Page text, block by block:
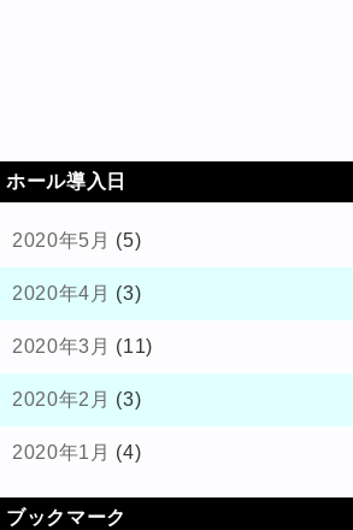
ホール導入日
2020年5月 (5)
2020年4月 (3)
2020年3月 (11)
2020年2月 (3)
2020年1月 (4)
ブックマーク